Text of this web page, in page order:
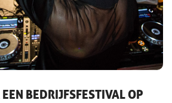
BEDRIJFSFESTIVAL OP